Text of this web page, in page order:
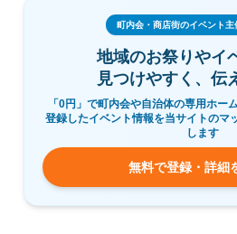
町内会・商店街のイベント主
地域のお祭りやイ
見つけやすく、伝
「0円」で町内会や自治体の専用ホー
登録したイベント情報を当サイトのマ
します
無料で登録・詳細